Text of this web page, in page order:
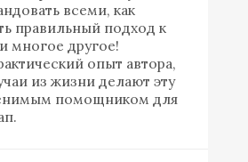
всеми, как
правильный подход к
многое другое!
опыт автора,
из жизни делают эту
помощником для